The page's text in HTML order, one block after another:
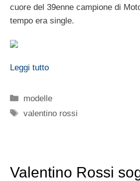
cuore del 39enne campione di
tempo era single.
Leggi tutto
Categorie
modelle
Tag
valentino rossi
Valentino Rossi